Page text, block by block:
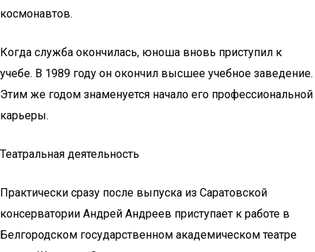
космонавтов.
Когда служба окончилась, юноша вновь приступил к
учебе. В 1989 году он окончил высшее учебное заведение.
Этим же годом знаменуется начало его профессиональной
карьеры.
Театральная деятельность
Практически сразу после выпуска из Саратовской
консерватории Андрей Андреев приступает к работе в
Белгородском государственном академическом театре